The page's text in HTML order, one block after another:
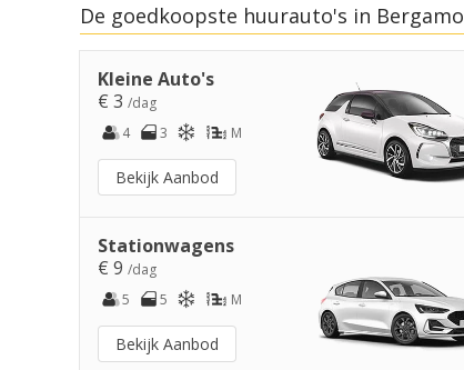
De goedkoopste huurauto's in Bergamo
Kleine Auto's
€ 3 /dag
4
3 M
Bekijk Aanbod
Stationwagens
€ 9 /dag
5
5 M
Bekijk Aanbod